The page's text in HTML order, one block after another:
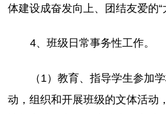
体建设成奋发向上、团结友爱的“
4、班级日常事务性工作。
（1）教育、指导学生参加
动，组织和开展班级的文体活动